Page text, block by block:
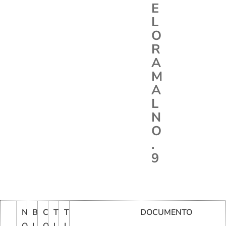
E
L
O
R
A
M
A
L
N
O
.
9
N B C T T
DOCUMENTO